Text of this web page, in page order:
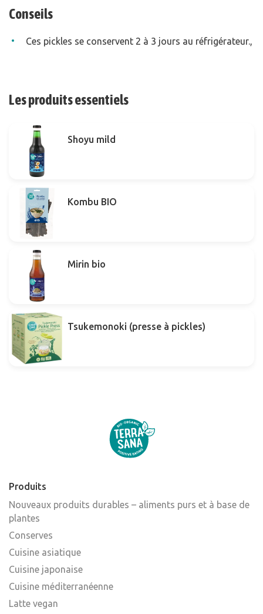
Conseils
Ces pickles se conservent 2 à 3 jours au réfrigérateur.,
Les produits essentiels
Shoyu mild
Kombu BIO
Mirin bio
Tsukemonoki (presse à pickles)
Produits
Nouveaux produits durables – aliments purs et à base de
plantes
Conserves
Cuisine asiatique
Cuisine japonaise
Cuisine méditerranéenne
Latte vegan